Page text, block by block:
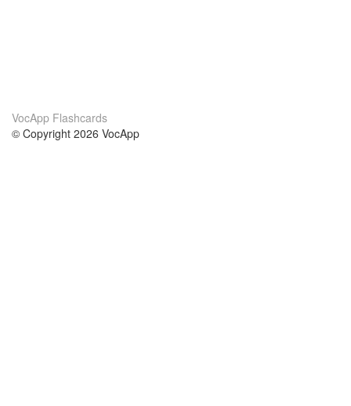
VocApp Flashcards
© Copyright 2026 VocApp